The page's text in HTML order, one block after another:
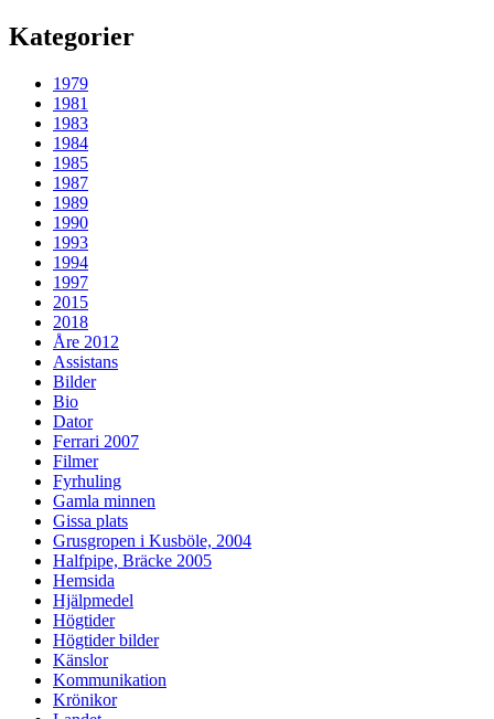
Kategorier
1979
1981
1983
1984
1985
1987
1989
1990
1993
1994
1997
2015
2018
Åre 2012
Assistans
Bilder
Bio
Dator
Ferrari 2007
Filmer
Fyrhuling
Gamla minnen
Gissa plats
Grusgropen i Kusböle, 2004
Halfpipe, Bräcke 2005
Hemsida
Hjälpmedel
Högtider
Högtider bilder
Känslor
Kommunikation
Krönikor